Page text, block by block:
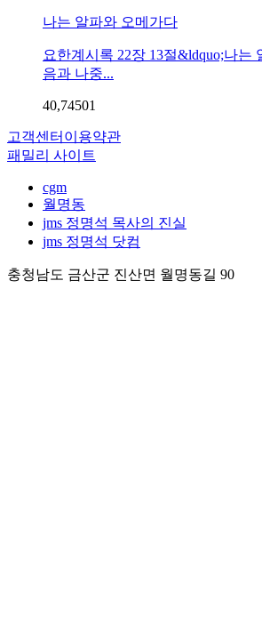
나는 알파와 오메가다
요한계시록 22장 13절&ldquo;나는
음과 나중...
40,74501
고객센터 이용약관
패밀리 사이트
cgm
월명동
jms 정명석 목사의 진실
jms 정명석 닷컴
충청남도 금산군 진산면 월명동길 90